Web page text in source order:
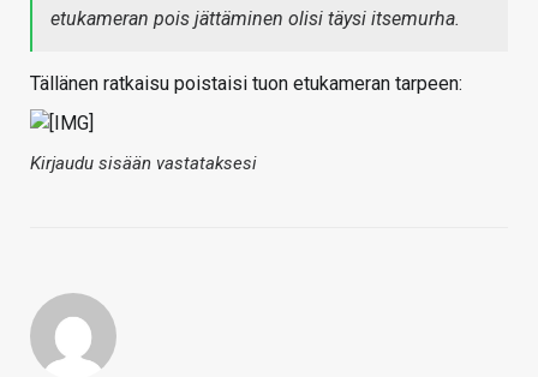
etukameran pois jättäminen olisi täysi itsemurha.
Tällänen ratkaisu poistaisi tuon etukameran tarpeen:
Kirjaudu sisään vastataksesi